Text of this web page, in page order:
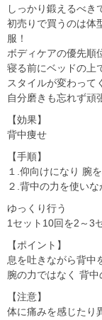
しっかり鍛えるべき
初売りで買うのは体
服！
ボディケアの優先順
寝る前にベッドの上
スタイルが変わって
自分磨きも忘れず頑
【効果】
背中痩せ
【手順】
１.仰向けになり 腕
２.背中の力を使い
ゆっくり行う
1セット10回を2～3
【ポイント】
息を吐きながら背中
腕の力ではなく 背
【注意】
体に痛みを感じたり